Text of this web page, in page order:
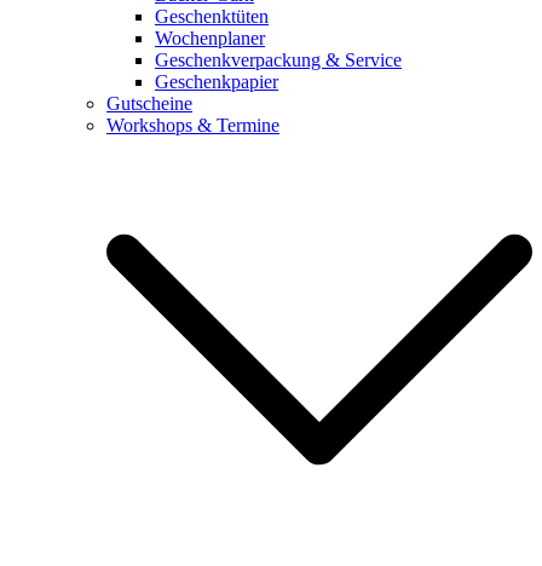
Geschenktüten
Wochenplaner
Geschenkverpackung & Service
Geschenkpapier
Gutscheine
Workshops & Termine